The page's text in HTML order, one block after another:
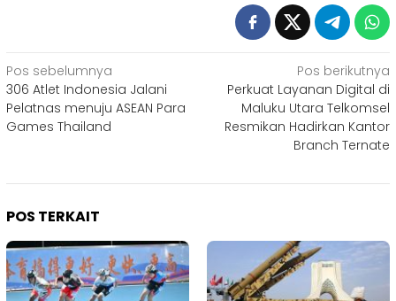
Navigasi
pos
Pos sebelumnya
306 Atlet Indonesia Jalani
Pelatnas menuju ASEAN Para
Games Thailand
Pos berikutnya
Perkuat Layanan Digital di
Maluku Utara Telkomsel
Resmikan Hadirkan Kantor
Branch Ternate
POS TERKAIT